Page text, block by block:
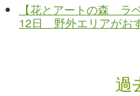
【花とアートの森 ラ
12日 野外エリアがお
過